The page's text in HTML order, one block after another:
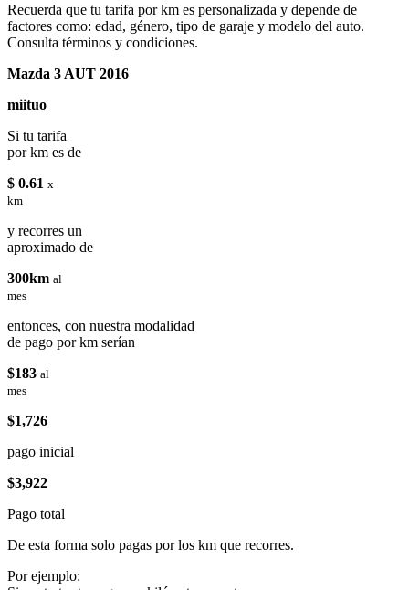
Recuerda que tu tarifa por km es personalizada y depende de
factores como: edad, género, tipo de garaje y modelo del auto.
Consulta términos y condiciones.
Mazda 3 AUT 2016
miituo
Si tu tarifa
por km es de
$ 0.61 x
km
y recorres un
aproximado de
300km al
mes
entonces, con nuestra modalidad
de pago por km serían
$183 al
mes
$1,726
pago inicial
$3,922
Pago total
De esta forma solo pagas por los km que recorres.
Por ejemplo: